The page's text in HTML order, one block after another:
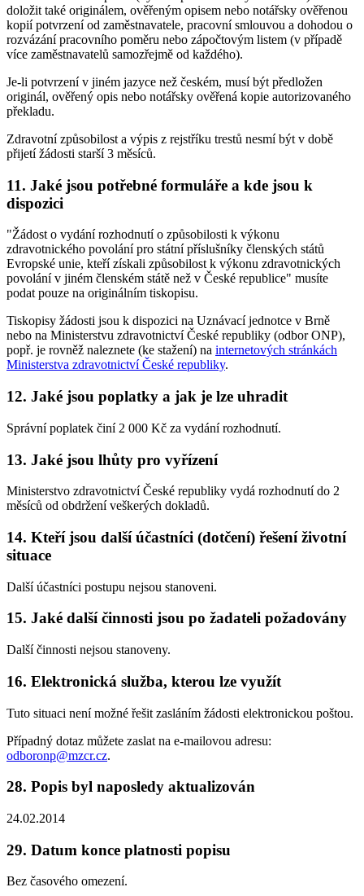
doložit také originálem, ověřeným opisem nebo notářsky ověřenou
kopií potvrzení od zaměstnavatele, pracovní smlouvou a dohodou o
rozvázání pracovního poměru nebo zápočtovým listem (v případě
více zaměstnavatelů samozřejmě od každého).
Je-li potvrzení v jiném jazyce než českém, musí být předložen
originál, ověřený opis nebo notářsky ověřená kopie autorizovaného
překladu.
Zdravotní způsobilost a výpis z rejstříku trestů nesmí být v době
přijetí žádosti starší 3 měsíců.
11. Jaké jsou potřebné formuláře a kde jsou k
dispozici
"Žádost o vydání rozhodnutí o způsobilosti k výkonu
zdravotnického povolání pro státní příslušníky členských států
Evropské unie, kteří získali způsobilost k výkonu zdravotnických
povolání v jiném členském státě než v České republice" musíte
podat pouze na originálním tiskopisu.
Tiskopisy žádosti jsou k dispozici na Uznávací jednotce v Brně
nebo na Ministerstvu zdravotnictví České republiky (odbor ONP),
popř. je rovněž naleznete (ke stažení) na internetových stránkách
Ministerstva zdravotnictví České republiky.
12. Jaké jsou poplatky a jak je lze uhradit
Správní poplatek činí 2 000 Kč za vydání rozhodnutí.
13. Jaké jsou lhůty pro vyřízení
Ministerstvo zdravotnictví České republiky vydá rozhodnutí do 2
měsíců od obdržení veškerých dokladů.
14. Kteří jsou další účastníci (dotčení) řešení životní
situace
Další účastníci postupu nejsou stanoveni.
15. Jaké další činnosti jsou po žadateli požadovány
Další činnosti nejsou stanoveny.
16. Elektronická služba, kterou lze využít
Tuto situaci není možné řešit zasláním žádosti elektronickou poštou.
Případný dotaz můžete zaslat na e-mailovou adresu:
odboronp@mzcr.cz.
28. Popis byl naposledy aktualizován
24.02.2014
29. Datum konce platnosti popisu
Bez časového omezení.